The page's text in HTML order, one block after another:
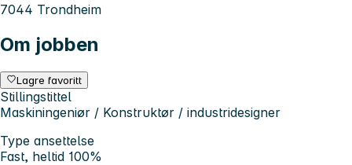
7044 Trondheim
Om jobben
Lagre favoritt
Stillingstittel
Maskiningeniør / Konstruktør / industridesigner
Type ansettelse
Fast, heltid 100%